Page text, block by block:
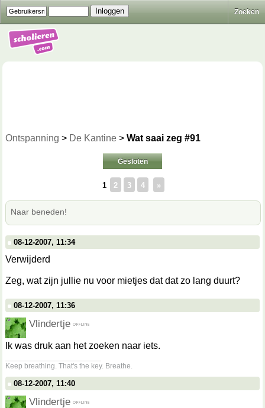
Zoeken
Ontspanning > De Kantine > Wat saai zeg #91
Gesloten
1 2 3 4 »
Naar beneden!
08-12-2007, 11:34
Verwijderd
Zeg, wat zijn jullie nu voor mietjes dat dat zo lang duurt?
08-12-2007, 11:36
Vlindertje
Ik was druk aan het zoeken naar iets.
Keep breathing. That's the key. Breathe.
08-12-2007, 11:40
Vlindertje